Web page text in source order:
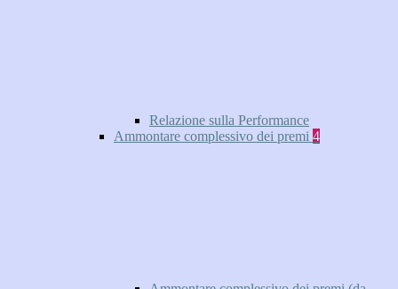
Relazione sulla Performance
Ammontare complessivo dei premi 4